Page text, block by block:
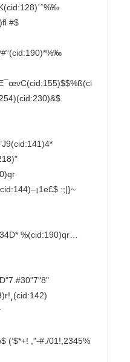
#$
:;|}~
%(cid:190)qr…
(’$*+! ,"-#./01!,2345%